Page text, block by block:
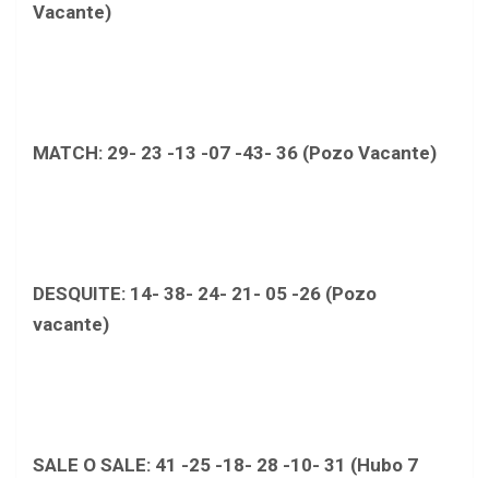
Vacante)
MATCH: 29- 23 -13 -07 -43- 36 (Pozo Vacante)
DESQUITE: 14- 38- 24- 21- 05 -26 (Pozo
vacante)
SALE O SALE: 41 -25 -18- 28 -10- 31 (Hubo 7